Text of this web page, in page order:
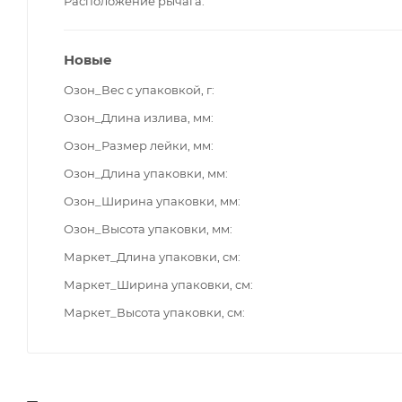
Новые
Озон_Вес с упаковкой, г
Озон_Длина излива, мм
Озон_Размер лейки, мм
Озон_Длина упаковки, мм
Озон_Ширина упаковки, мм
Озон_Высота упаковки, мм
Маркет_Длина упаковки, см
Маркет_Ширина упаковки, см
Маркет_Высота упаковки, см